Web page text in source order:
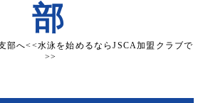
部
部へ<<水泳を始めるならJSCA加盟クラブで
>>